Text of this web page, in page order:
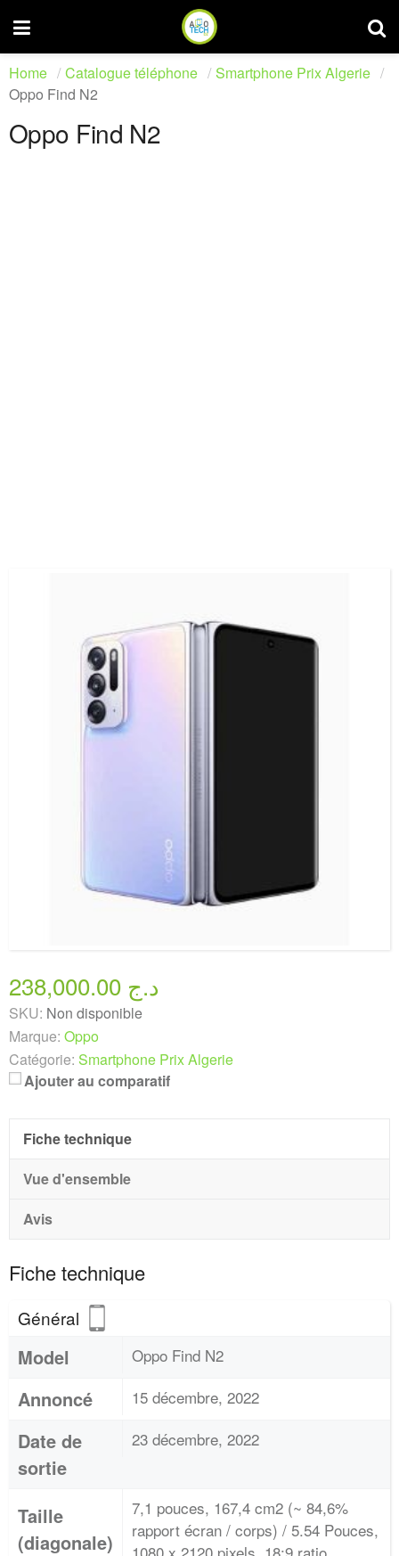
Home Catalogue téléphone
Smartphone Prix Algerie
Oppo Find N2
Oppo Find N2
238,000.00 د.ج
SKU: Non disponible
Marque: Oppo
Catégorie: Smartphone Prix Algerie
Ajouter au comparatif
Fiche technique
Vue d'ensemble
Avis
Fiche technique
Général
Model Oppo Find N2
Annoncé 15 décembre, 2022
Date de
sortie
23 décembre, 2022
Taille
(diagonale)
7,1 pouces, 167,4 cm2 (~ 84,6%
rapport écran / corps) / 5.54 Pouces,